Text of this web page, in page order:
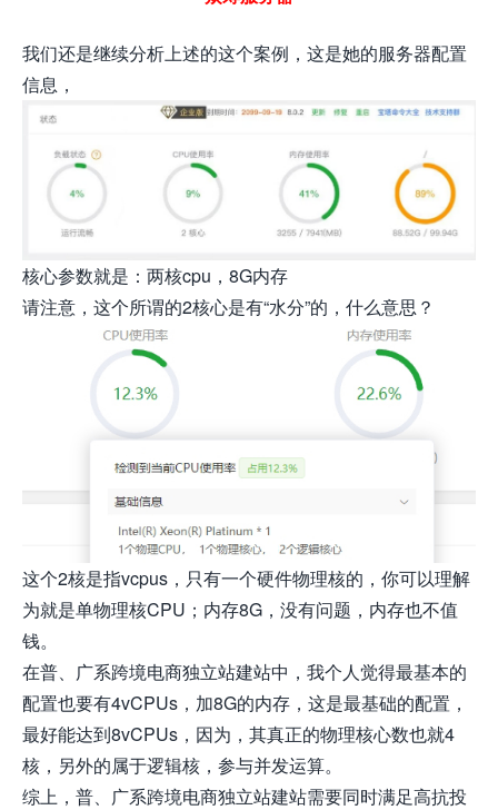
我们还是继续分析上述的这个案例，这是她的服务器配置
信息，
核心参数就是：两核cpu，8G内存
请注意，这个所谓的2核心是有“水分”的，什么意思？
这个2核是指vcpus，只有一个硬件物理核的，你可以理解
为就是单物理核CPU；内存8G，没有问题，内存也不值
钱。
在普、广系跨境电商独立站建站中，我个人觉得最基本的
配置也要有4vCPUs，加8G的内存，这是最基础的配置，
最好能达到8vCPUs，因为，其真正的物理核心数也就4
核，另外的属于逻辑核，参与并发运算。
综上，普、广系跨境电商独立站建站需要同时满足高抗投